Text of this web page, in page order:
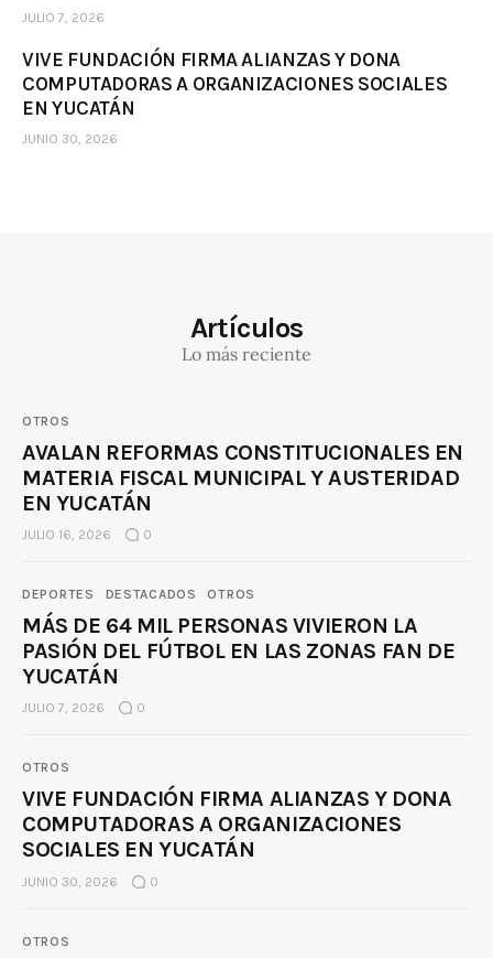
JULIO 7, 2026
VIVE FUNDACIÓN FIRMA ALIANZAS Y DONA
COMPUTADORAS A ORGANIZACIONES SOCIALES
EN YUCATÁN
JUNIO 30, 2026
Artículos
Lo más reciente
OTROS
AVALAN REFORMAS CONSTITUCIONALES EN
MATERIA FISCAL MUNICIPAL Y AUSTERIDAD
EN YUCATÁN
JULIO 16, 2026 0
DEPORTES DESTACADOS OTROS
MÁS DE 64 MIL PERSONAS VIVIERON LA
PASIÓN DEL FÚTBOL EN LAS ZONAS FAN DE
YUCATÁN
JULIO 7, 2026 0
OTROS
VIVE FUNDACIÓN FIRMA ALIANZAS Y DONA
COMPUTADORAS A ORGANIZACIONES
SOCIALES EN YUCATÁN
JUNIO 30, 2026 0
OTROS